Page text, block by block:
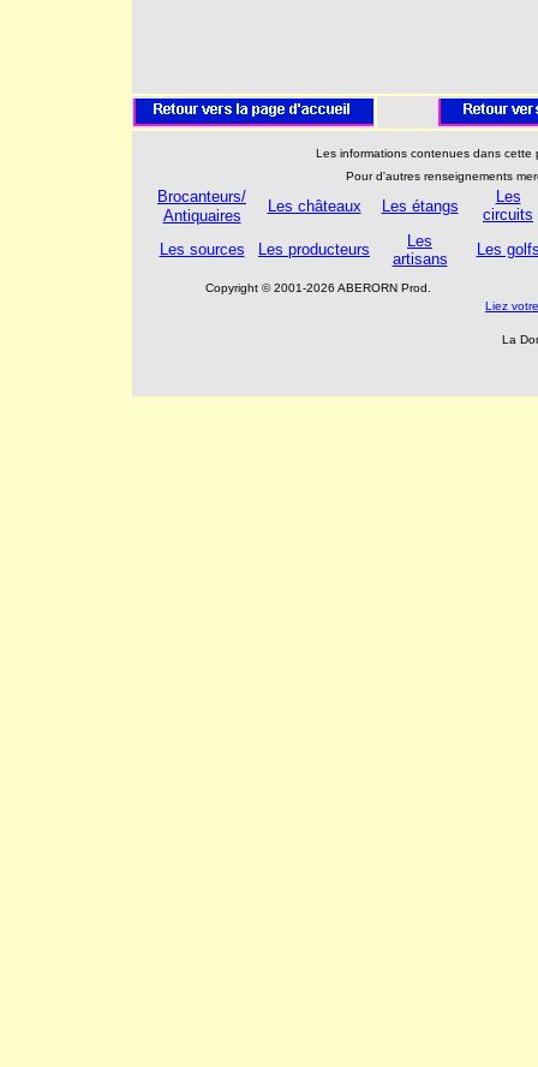
Les informations contenues dans
Pour d'autres renseignements
Brocanteurs/
Antiquaires
Les châteaux Les étangs
Les
circuits
Les sources
Les producteurs
Les
artisans
Les
Copyright © 2001-2026 ABERORN Prod.
Liez
La